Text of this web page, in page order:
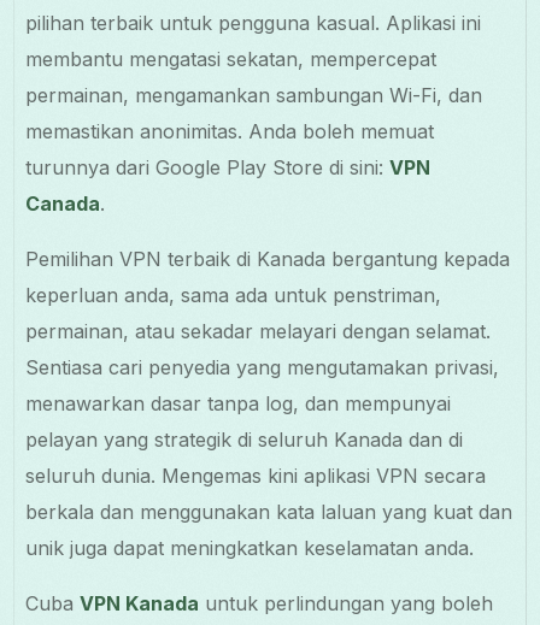
pilihan terbaik untuk pengguna kasual. Aplikasi ini
membantu mengatasi sekatan, mempercepat
permainan, mengamankan sambungan Wi-Fi, dan
memastikan anonimitas. Anda boleh memuat
turunnya dari Google Play Store di sini:VPN
Canada.
Pemilihan VPN terbaik di Kanada bergantung kepada
keperluan anda, sama ada untuk penstriman,
permainan, atau sekadar melayari dengan selamat.
Sentiasa cari penyedia yang mengutamakan privasi,
menawarkan dasar tanpa log, dan mempunyai
pelayan yang strategik di seluruh Kanada dan di
seluruh dunia. Mengemas kini aplikasi VPN secara
berkala dan menggunakan kata laluan yang kuat dan
unik juga dapat meningkatkan keselamatan anda.
CubaVPN Kanada untuk perlindungan yang boleh